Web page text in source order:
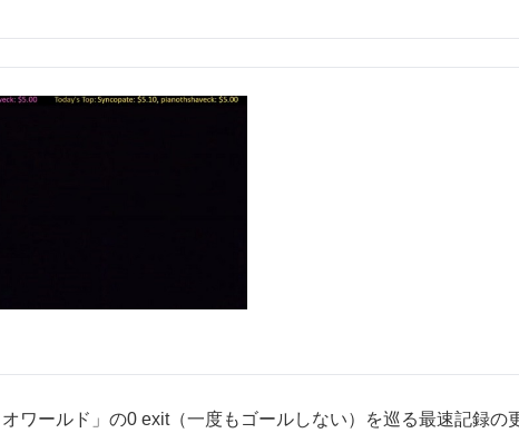
ワールド」の0 exit（一度もゴールしない）を巡る最速記録の